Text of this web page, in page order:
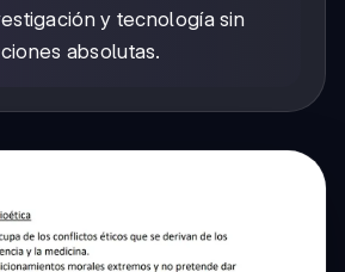
y tecnología sin
absolutas.